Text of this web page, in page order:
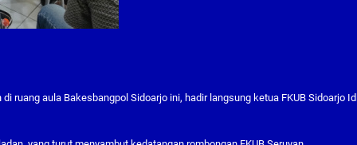
ruang aula Bakesbangpol Sidoarjo ini, hadir langsung ketua FKUB Sidoarjo